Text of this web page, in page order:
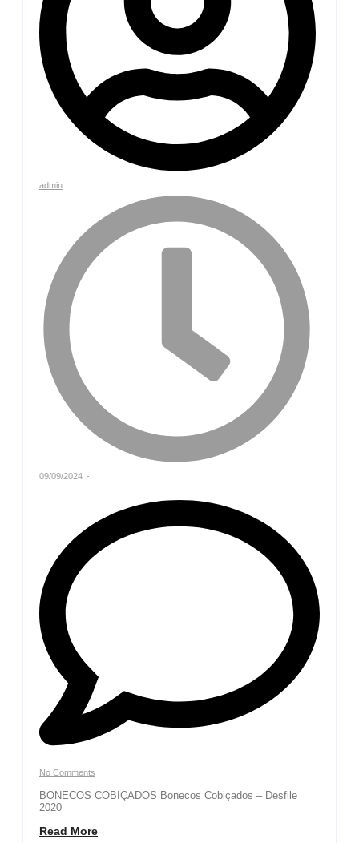
admin
09/09/2024 -
No Comments
BONECOS COBIÇADOS Bonecos Cobiçados – Desfile
2020
Read More